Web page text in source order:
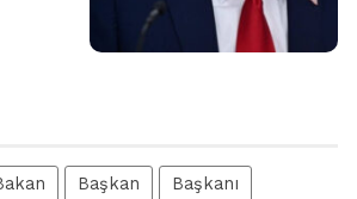
Başkan Başkanı